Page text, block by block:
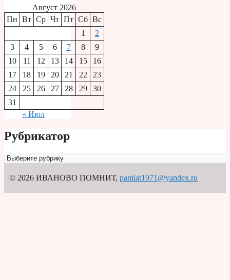
Август 2026
Пн Вт Ср Чт Пт Сб Вс
1
2
3
4 5 6 7 8
9
10
11 12 13 14 15
16
17
18 19 20 21 22
23
24
25 26 27 28 29
30
31
« Июл
Рубрикатор
Рубрикатор
© 2026 ИВАНОВО ПОМНИТ, pamiat1971@yandex.ru